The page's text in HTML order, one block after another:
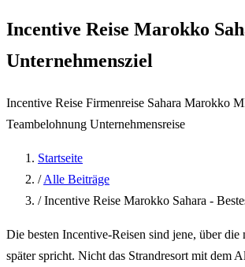
Incentive Reise Marokko
Unternehmensziel
Incentive Reise Firmenreise Sahara Marokko
Teambelohnung Unternehmensreise
Startseite
/ Alle Beiträge
/ Incentive Reise Marokko Sahara -
Die besten Incentive-Reisen sind jene, über die
später spricht. Nicht das Strandresort mit dem